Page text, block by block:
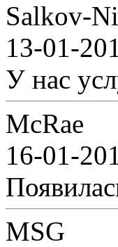
Salkov-
13-01-
У нас
McRae
16-01-
MSG